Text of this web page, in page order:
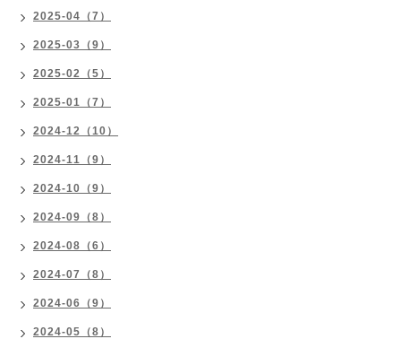
2025-04（7）
2025-03（9）
2025-02（5）
2025-01（7）
2024-12（10）
2024-11（9）
2024-10（9）
2024-09（8）
2024-08（6）
2024-07（8）
2024-06（9）
2024-05（8）